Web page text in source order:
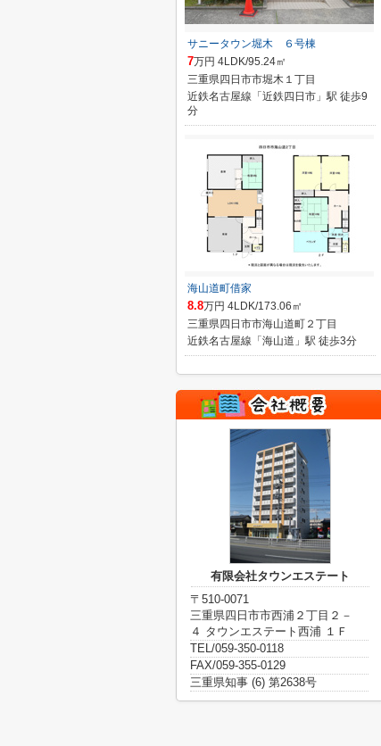
サニータウン堀木 ６号棟
7万円 4LDK/95.24㎡
三重県四日市市堀木１丁目
近鉄名古屋線「近鉄四日市」駅 徒歩9
分
海山道町借家
8.8万円 4LDK/173.06㎡
三重県四日市市海山道町２丁目
近鉄名古屋線「海山道」駅 徒歩3分
有限会社タウンエステート
〒510-0071
三重県四日市市西浦２丁目２－
４ タウンエステート西浦 １Ｆ
TEL/059-350-0118
FAX/059-355-0129
三重県知事 (6) 第2638号